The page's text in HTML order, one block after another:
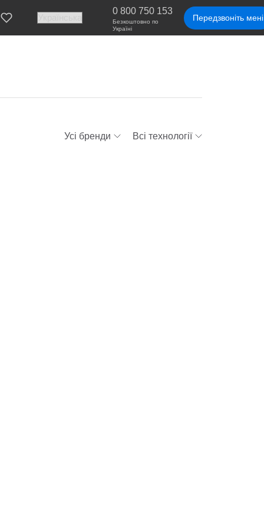
0 800 750 153
Безкоштовно по
Україні
Передзвоніть мені
Усі бренди Всі технології